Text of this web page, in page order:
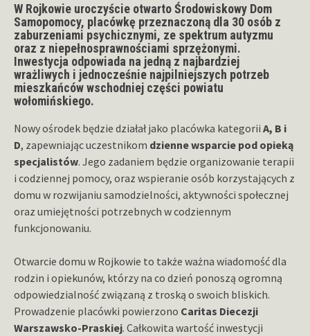
W Rojkowie uroczyście otwarto Środowiskowy Dom
Samopomocy, placówkę przeznaczoną dla 30 osób z
zaburzeniami psychicznymi, ze spektrum autyzmu
oraz z niepełnosprawnościami sprzężonymi.
Inwestycja odpowiada na jedną z najbardziej
wrażliwych i jednocześnie najpilniejszych potrzeb
mieszkańców wschodniej części powiatu
wołomińskiego.
Nowy ośrodek będzie działał jako placówka kategorii A, B i
D, zapewniając uczestnikom dzienne wsparcie pod opieką
specjalistów. Jego zadaniem będzie organizowanie terapii
i codziennej pomocy, oraz wspieranie osób korzystających z
domu w rozwijaniu samodzielności, aktywności społecznej
oraz umiejętności potrzebnych w codziennym
funkcjonowaniu.
Otwarcie domu w Rojkowie to także ważna wiadomość dla
rodzin i opiekunów, którzy na co dzień ponoszą ogromną
odpowiedzialność związaną z troską o swoich bliskich.
Prowadzenie placówki powierzono Caritas Diecezji
Warszawsko-Praskiej. Całkowita wartość inwestycji